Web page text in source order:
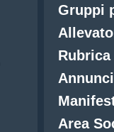
Gruppi
Area